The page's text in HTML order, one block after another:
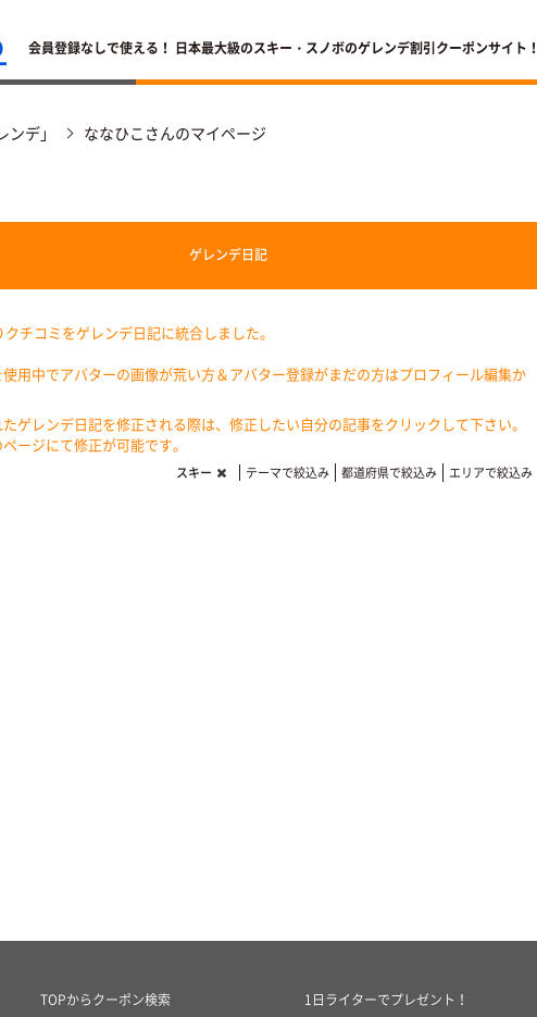
会員登録なしで使える！ 日本最大級のスキー・スノボのゲレンデ割引クーポンサイト！
デ」 ななひこさんのマイページ
ゲレンデ日記
チコミをゲレンデ日記に統合しました。
用中でアバターの画像が荒い方＆アバター登録がまだの方はプロフィール編集か
ゲレンデ日記を修正される際は、修正したい自分の記事をクリックして下さい。
ージにて修正が可能です。
スキー テーマで絞込み 都道府県で絞込み エリアで絞込み
TOPからクーポン検索
1日ライターでプレゼント！